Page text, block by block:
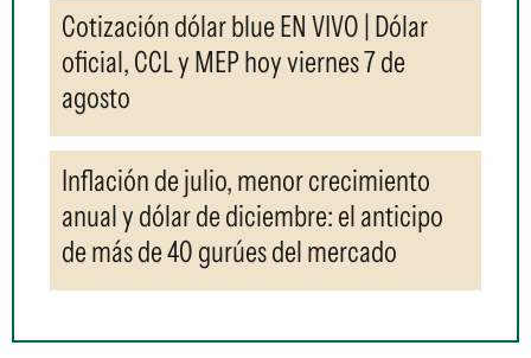
Cotización dólar blue EN VIVO | Dólar
oficial, CCL y MEP hoy viernes 7 de
agosto
Inflación de julio, menor crecimiento
anual y dólar de diciembre: el anticipo
de más de 40 gurúes del mercado